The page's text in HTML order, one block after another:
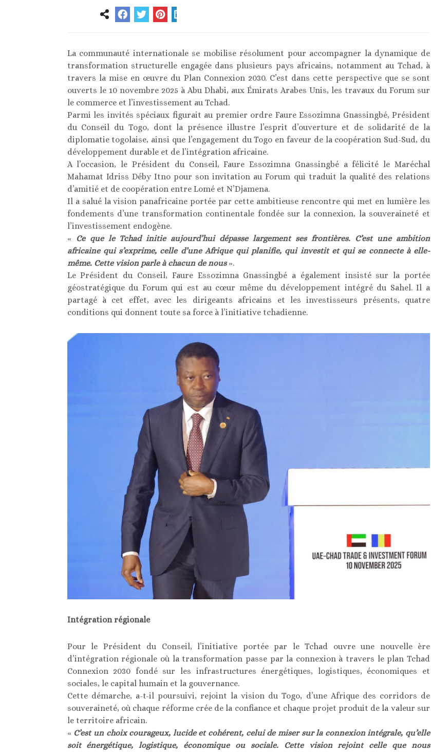
La communauté internationale se mobilise résolument pour accompagner la dynamique de
transformation structurelle engagée dans plusieurs pays africains, notamment au Tchad, à
travers la mise en œuvre du Plan Connexion 2030. C’est dans cette perspective que se sont
ouverts le 10 novembre 2025 à Abu Dhabi, aux Émirats Arabes Unis, les travaux du Forum sur
le commerce et l’investissement au Tchad.
Parmi les invités spéciaux figurait au premier ordre Faure Essozimna Gnassingbé, Président
du Conseil du Togo, dont la présence illustre l’esprit d’ouverture et de solidarité de la
diplomatie togolaise, ainsi que l’engagement du Togo en faveur de la coopération Sud-Sud, du
développement durable et de l’intégration africaine.
A l’occasion, le Président du Conseil, Faure Essozimna Gnassingbé a félicité le Maréchal
Mahamat Idriss Déby Itno pour son invitation au Forum qui traduit la qualité des relations
d’amitié et de coopération entre Lomé et N’Djamena.
Il a salué la vision panafricaine portée par cette ambitieuse rencontre qui met en lumière les
fondements d’une transformation continentale fondée sur la connexion, la souveraineté et
l’investissement endogène.
« Ce que le Tchad initie aujourd’hui dépasse largement ses frontières. C’est une ambition
africaine qui s’exprime, celle d’une Afrique qui planifie, qui investit et qui se connecte à elle-
même. Cette vision parle à chacun de nous ».
Le Président du Conseil, Faure Essozimna Gnassingbé a également insisté sur la portée
géostratégique du Forum qui est au cœur même du développement intégré du Sahel. Il a
partagé à cet effet, avec les dirigeants africains et les investisseurs présents, quatre
conditions qui donnent toute sa force à l’initiative tchadienne.
Intégration régionale
Pour le Président du Conseil, l’initiative portée par le Tchad ouvre une nouvelle ère
d’intégration régionale où la transformation passe par la connexion à travers le plan Tchad
Connexion 2030 fondé sur les infrastructures énergétiques, logistiques, économiques et
sociales, le capital humain et la gouvernance.
Cette démarche, a-t-il poursuivi, rejoint la vision du Togo, d’une Afrique des corridors de
souveraineté, où chaque réforme crée de la confiance et chaque projet produit de la valeur sur
le territoire africain.
« C’est un choix courageux, lucide et cohérent, celui de miser sur la connexion intégrale, qu’elle
soit énergétique, logistique, économique ou sociale. Cette vision rejoint celle que nous